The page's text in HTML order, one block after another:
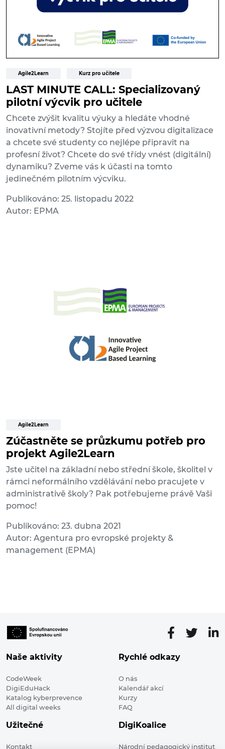
Agile2Learn Kurz pro učitele
LAST MINUTE CALL: Specializovaný
pilotní výcvik pro učitele
Chcete zvýšit kvalitu výuky a hledáte vhodné
inovativní metody? Stojíte před výzvou digitalizace
a chcete své studenty co nejlépe připravit na
profesní život? Chcete do své třídy vnést (digitální)
dynamiku? Zveme vás k účasti na tomto
jedinečném pilotním výcviku.
Publikováno: 25. listopadu 2022
Autor: EPMA
Agile2Learn
Zúčastněte se průzkumu potřeb pro
projekt Agile2Learn
Jste učitel na základní nebo střední škole, školitel v
rámci neformálního vzdělávání nebo pracujete v
administrativě školy? Pak potřebujeme právě Vaši
pomoc!
Publikováno: 23. dubna 2021
Autor: Agentura pro evropské projekty &
management (EPMA)
Naše aktivity
CodeWeek
DigiEduHack
Katalog kyberprevence
All digital weeks
Rychlé odkazy
O nás
Kalendář akcí
Kurzy
FAQ
Užitečné
Kontakt
DigiKoalice
Národní pedagogický institut